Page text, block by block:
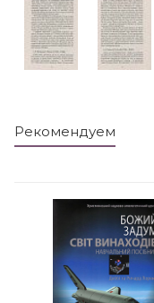
Рекомендуем